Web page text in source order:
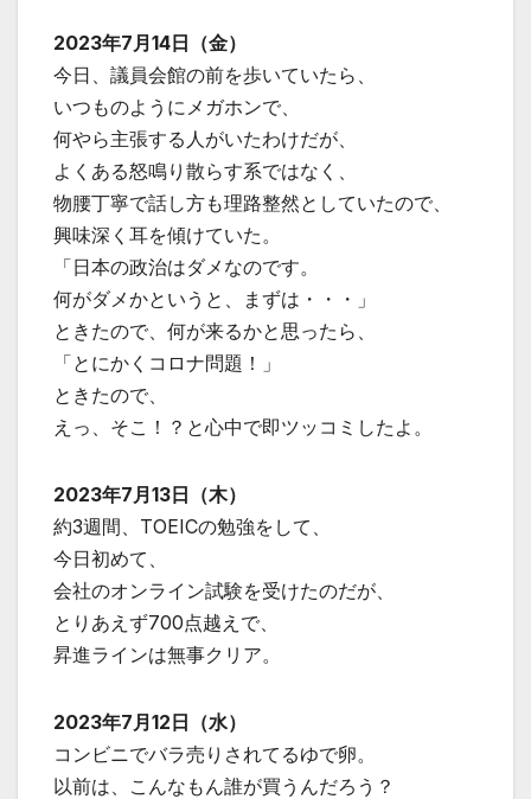
2023年7月14日（金）
今日、議員会館の前を歩いていたら、
いつものようにメガホンで、
何やら主張する人がいたわけだが、
よくある怒鳴り散らす系ではなく、
物腰丁寧で話し方も理路整然としていたので、
興味深く耳を傾けていた。
「日本の政治はダメなのです。
何がダメかというと、まずは・・・」
ときたので、何が来るかと思ったら、
「とにかくコロナ問題！」
ときたので、
えっ、そこ！？と心中で即ツッコミしたよ。
2023年7月13日（木）
約3週間、TOEICの勉強をして、
今日初めて、
会社のオンライン試験を受けたのだが、
とりあえず700点越えで、
昇進ラインは無事クリア。
2023年7月12日（水）
コンビニでバラ売りされてるゆで卵。
以前は、こんなもん誰が買うんだろう？